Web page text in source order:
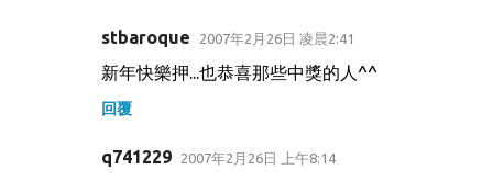
stbaroque 2007年2月26日 凌晨2:41
新年快樂押...也恭喜那些中獎的人^^
回覆
q741229 2007年2月26日 上午8:14